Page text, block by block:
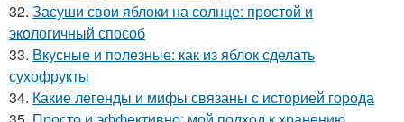
32. Засуши свои яблоки на солнце: простой и
экологичный способ
33. Вкусные и полезные: как из яблок сделать
сухофрукты
34. Какие легенды и мифы связаны с историей города